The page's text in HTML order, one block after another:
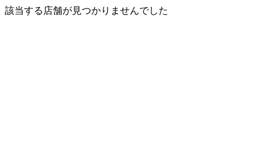
該当する店舗が見つかりませんでした